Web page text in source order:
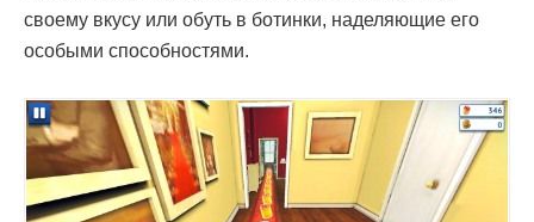
своему вкусу или обуть в ботинки, наделяющие его
особыми способностями.